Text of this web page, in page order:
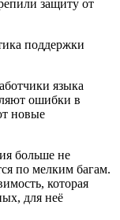
защиту от
поддержки
языка
ошибки в
новые
больше не
по мелким багам.
которая
для неё